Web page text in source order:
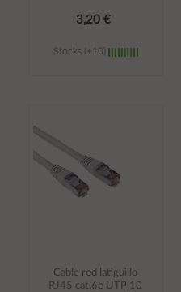
3,20 €
Stocks (+10)
Cable red latiguillo
RJ45 cat.6e UTP 10